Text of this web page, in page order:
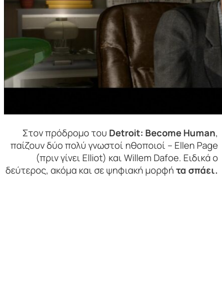
Στον πρόδρομο του Detroit: Become Human,
παίζουν δύο πολύ γνωστοί ηθοποιοί – Ellen Page
(πριν γίνει Elliot) και Willem Dafoe. Ειδικά ο
δεύτερος, ακόμα και σε ψηφιακή μορφήτα σπάει.